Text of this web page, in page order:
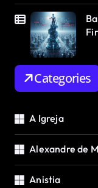
Categories
A Igreja
Alexandre de
Anistia